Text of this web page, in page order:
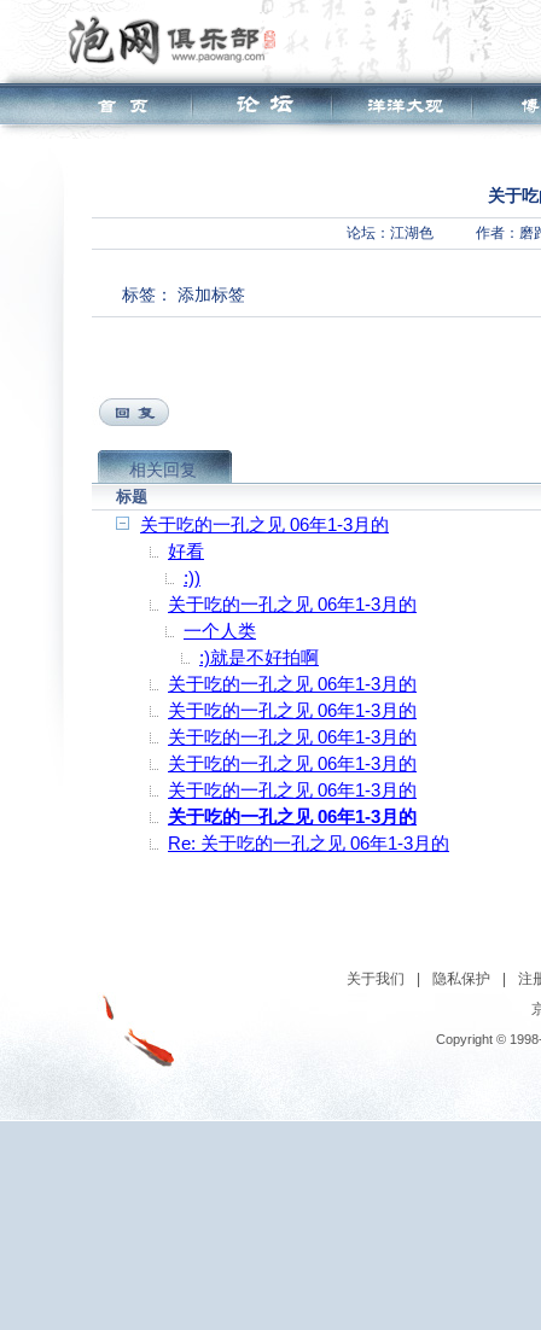
关于
论坛： 江湖色 作者：磨
标签： 添加标签
相关回复
标题
关于吃的一孔之见 06年1-3月的
好看
:))
关于吃的一孔之见 06年1-3月的
一个人类
:)就是不好拍啊
关于吃的一孔之见 06年1-3月的
关于吃的一孔之见 06年1-3月的
关于吃的一孔之见 06年1-3月的
关于吃的一孔之见 06年1-3月的
关于吃的一孔之见 06年1-3月的
关于吃的一孔之见 06年1-3月的
Re: 关于吃的一孔之见 06年1-3月的
关于我们 隐私保护
注
Copyright ©